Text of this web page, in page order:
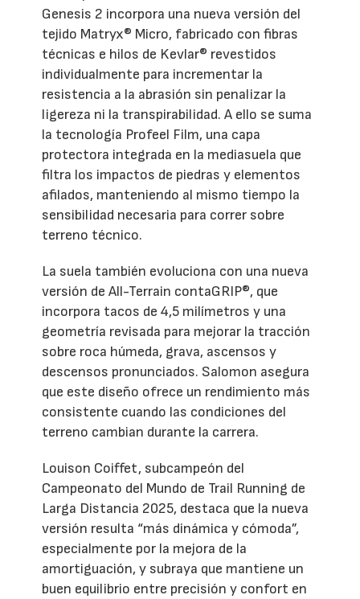
Genesis 2 incorpora una nueva versión del
tejido Matryx® Micro, fabricado con fibras
técnicas e hilos de Kevlar® revestidos
individualmente para incrementar la
resistencia a la abrasión sin penalizar la
ligereza ni la transpirabilidad. A ello se suma
la tecnología Profeel Film, una capa
protectora integrada en la mediasuela que
filtra los impactos de piedras y elementos
afilados, manteniendo al mismo tiempo la
sensibilidad necesaria para correr sobre
terreno técnico.
La suela también evoluciona con una nueva
versión de All-Terrain contaGRIP®, que
incorpora tacos de 4,5 milímetros y una
geometría revisada para mejorar la tracción
sobre roca húmeda, grava, ascensos y
descensos pronunciados. Salomon asegura
que este diseño ofrece un rendimiento más
consistente cuando las condiciones del
terreno cambian durante la carrera.
Louison Coiffet, subcampeón del
Campeonato del Mundo de Trail Running de
Larga Distancia 2025, destaca que la nueva
versión resulta “más dinámica y cómoda”,
especialmente por la mejora de la
amortiguación, y subraya que mantiene un
buen equilibrio entre precisión y confort en